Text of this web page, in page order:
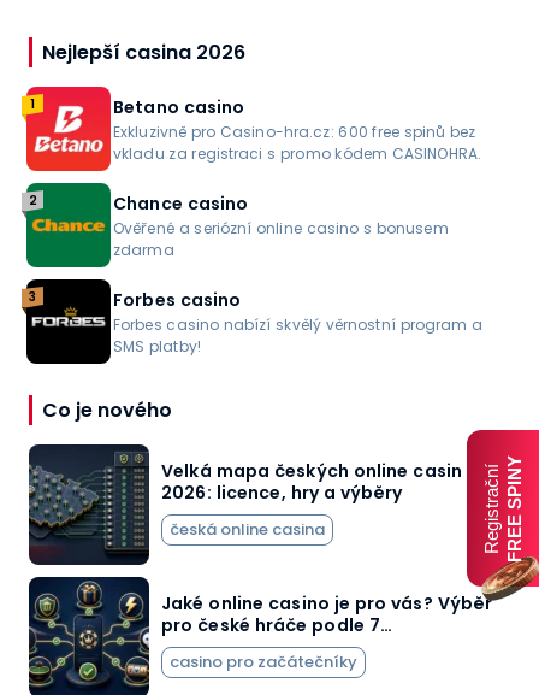
Nejlepší casina 2026
1 Betano casino
Exkluzivně pro Casino-hra.cz: 600 free spinů bez
vkladu za registraci s promo kódem CASINOHRA.
2 Chance casino
Ověřené a seriózní online casino s bonusem
zdarma
3 Forbes casino
Forbes casino nabízí skvělý věrnostní program a
SMS platby!
Co je nového
Velká mapa českých online casin
2026: licence, hry a výběry
česká online casina
Jaké online casino je pro vás? Výběr
pro české hráče podle 7…
casino pro začátečníky
RegistračníFREE SPINY